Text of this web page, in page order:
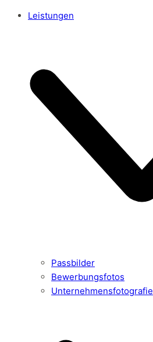
Leistungen
Passbilder
Bewerbungsfotos
Unternehmensfotografie